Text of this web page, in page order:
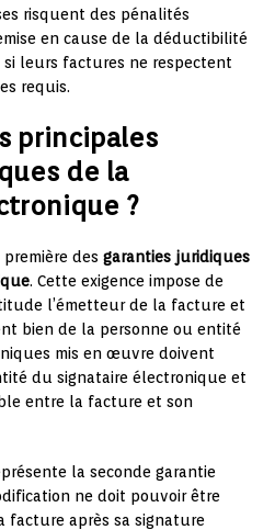
risquent des pénalités
en cause de la déductibilité
leurs factures ne respectent
requis.
principales
de la
?
des garanties juridiques
. Cette exigence impose de
l’émetteur de la facture et
bien de la personne ou entité
mis en œuvre doivent
du signataire électronique et
entre la facture et son
la seconde garantie
ne doit pouvoir être
facture après sa signature